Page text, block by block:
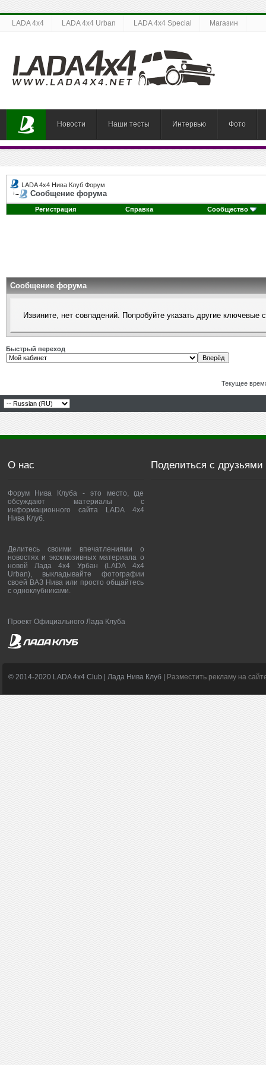
LADA 4x4 LADA 4x4 Urban LADA 4x4 Special Магазин
Новости Наши тесты Интервью Фото
LADA 4x4 Нива Клуб Форум
Сообщение форума
Регистрация Справка Сообщество
Сообщение форума
Извините, нет совпадений. Попробуйте указать другие ключевые
Быстрый переход
Текущее
О нас
Форум Нива Клуба - это место, где
обсуждают материалы с
информационного сайта LADA 4x4
Нива Клуб.
Делитесь своими впечатлениями о
новостях и эксклюзивных материала о
новой Лада 4х4 Урбан (LADA 4x4
Urban), выкладывайте фотографии
своей ВАЗ Нива или просто общайтесь
с одноклубниками.
Проект Официального Лада Клуба
Поделиться с друзьями
© 2014-2020 LADA 4x4 Club | Лада Нива Клуб | Разместить рекламу на